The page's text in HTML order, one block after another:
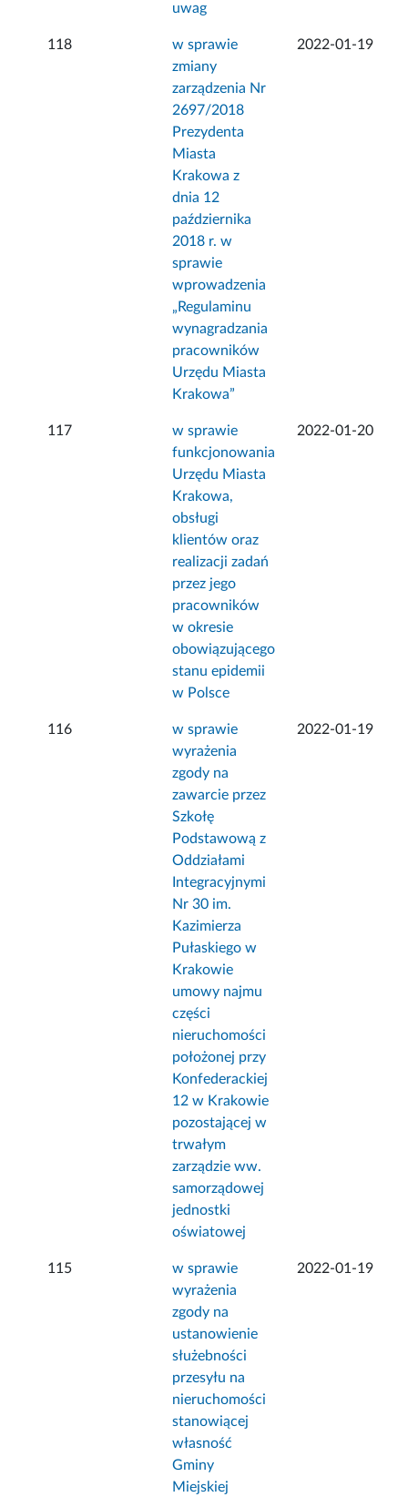
uwag
118
w sprawie
zmiany
zarządzenia Nr
2697/2018
Prezydenta
Miasta
Krakowa z
dnia 12
października
2018 r. w
sprawie
wprowadzenia
„Regulaminu
wynagradzania
pracowników
Urzędu Miasta
Krakowa”
2022-01-19
117
w sprawie
funkcjonowania
Urzędu Miasta
Krakowa,
obsługi
klientów oraz
realizacji zadań
przez jego
pracowników
w okresie
obowiązującego
stanu epidemii
w Polsce
2022-01-20
116
w sprawie
wyrażenia
zgody na
zawarcie przez
Szkołę
Podstawową z
Oddziałami
Integracyjnymi
Nr 30 im.
Kazimierza
Pułaskiego w
Krakowie
umowy najmu
części
nieruchomości
położonej przy
Konfederackiej
12 w Krakowie
pozostającej w
trwałym
zarządzie ww.
samorządowej
jednostki
oświatowej
2022-01-19
115
w sprawie
wyrażenia
zgody na
ustanowienie
służebności
przesyłu na
nieruchomości
stanowiącej
własność
Gminy
Miejskiej
2022-01-19